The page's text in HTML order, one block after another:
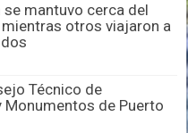
mantuvo cerca del
otros viajaron a
Técnico de
Monumentos de Puerto